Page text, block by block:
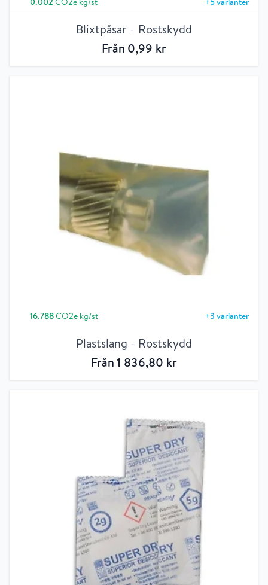
Blixtpåsar - Rostskydd
Från 0,99 kr
+3 varianter
16.788CO2e kg/st
Plastslang - Rostskydd
Från 1 836,80 kr